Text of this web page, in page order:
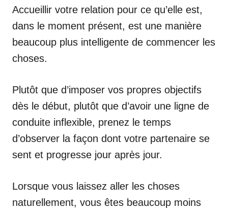
Accueillir votre relation pour ce qu’elle est,
dans le moment présent, est une manière
beaucoup plus intelligente de commencer les
choses.
Plutôt que d’imposer vos propres objectifs
dès le début, plutôt que d’avoir une ligne de
conduite inflexible, prenez le temps
d’observer la façon dont votre partenaire se
sent et progresse jour après jour.
Lorsque vous laissez aller les choses
naturellement, vous êtes beaucoup moins